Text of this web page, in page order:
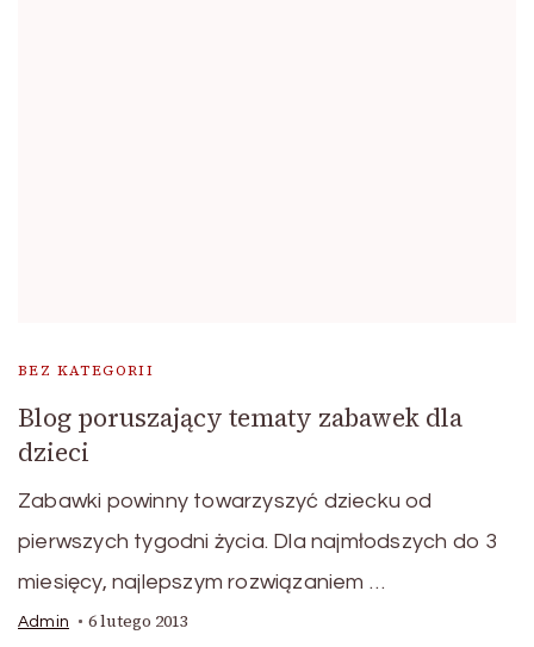
BEZ KATEGORII
Blog poruszający tematy zabawek dla
dzieci
Zabawki powinny towarzyszyć dziecku od
pierwszych tygodni życia. Dla najmłodszych do 3
miesięcy, najlepszym rozwiązaniem …
Admin 6 lutego 2013